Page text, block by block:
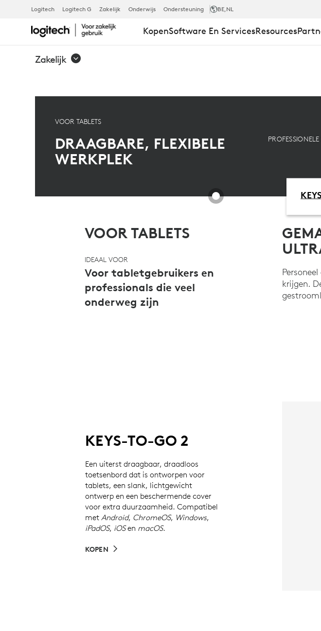
UITERST
DRAAGBARE
OPLOSSING
Logitech Logitech G Zakelijk Onderwijs Ondersteuning BE,NL
KopenSoftware En ServicesResources
Zakelijk
VOOR TABLETS
DRAAGBARE, FLEXIBELE
WERKPLEK
VOOR TABLETS
IDEAAL VOOR
Voor tabletgebruikers en
professionals die veel
onderweg zijn
krijgen.
KEYS-TO-GO 2
Een uiterst draagbaar, draadloos
toetsenbord dat is ontworpen voor
tablets, een slank, lichtgewicht
ontwerp en een beschermende cover
voor extra duurzaamheid. Compatibel
met Android, ChromeOS, Windows,
iPadOS, iOSen macOS.
KOPEN